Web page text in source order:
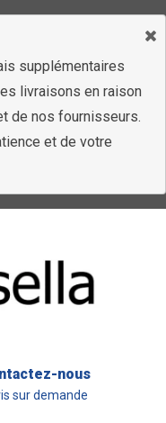
supplémentaires
livraisons en raison
de nos fournisseurs.
et de votre
nous
sur demande